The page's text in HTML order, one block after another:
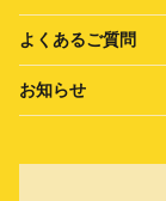
よくあるご質問
お知らせ